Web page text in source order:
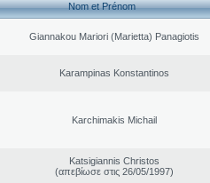
Nom et Prénom
Giannakou Mariori (Marietta) Panagiotis
Karampinas Konstantinos
Karchimakis Michail
Katsigiannis Christos
(απεβίωσε στις 26/05/1997)